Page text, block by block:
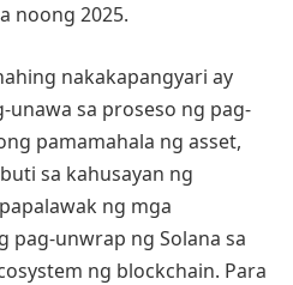
noong 2025.
nakakapangyari ay
unawa sa proseso ng pag-
pamamahala ng asset,
sa kahusayan ng
ng mga
pag-unwrap ng Solana sa
ng blockchain. Para